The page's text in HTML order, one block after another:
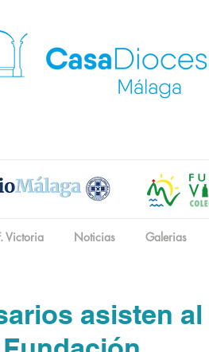
Victoria Noticias Galerias
asisten al